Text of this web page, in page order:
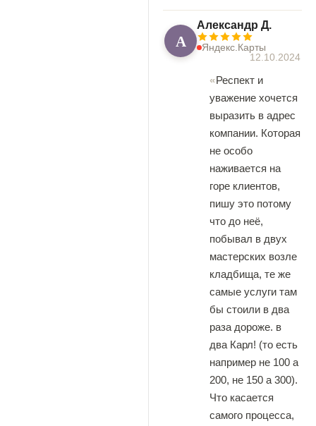
А
Александр Д.
Яндекс.Карты
12.10.2024
Респект и
уважение хочется
выразить в адрес
компании. Которая
не особо
наживается на
горе клиентов,
пишу это потому
что до неё,
побывал в двух
мастерских возле
кладбища, те же
самые услуги там
бы стоили в два
раза дороже. в
два Карл! (то есть
например не 100 а
200, не 150 а 300).
Что касается
самого процесса,